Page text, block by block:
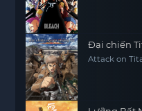
Đại chiến
Attack on